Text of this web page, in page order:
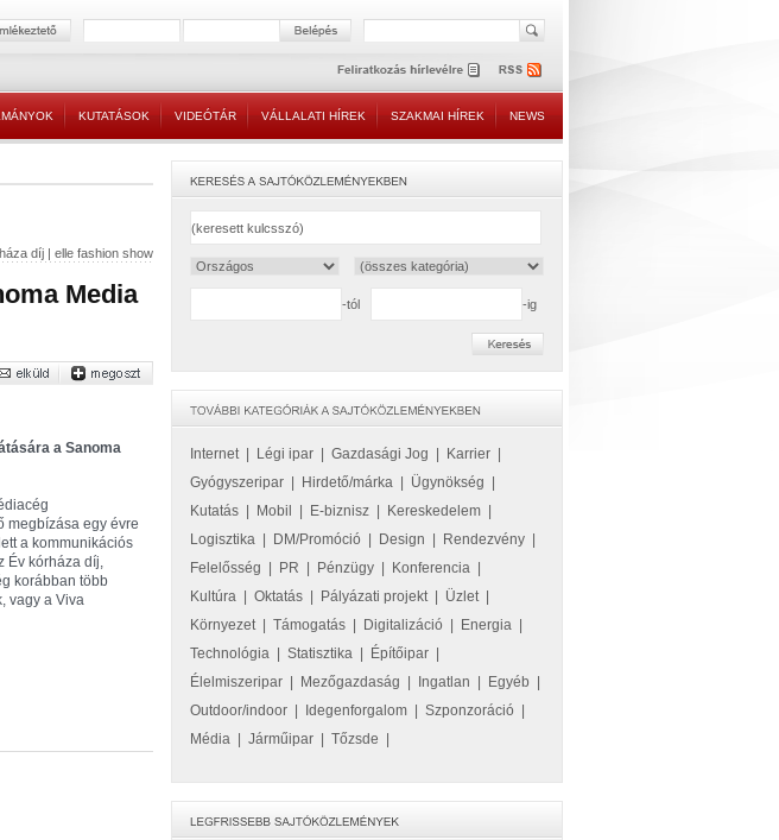
KUTATÁSOK VIDEÓTÁR VÁLLALATI HÍREK SZAKMAI HÍREK NEWS
díj | elle fashion show
Media
a Sanoma
megbízása egy évre
a kommunikációs
Év kórháza díj,
korábban több
vagy a Viva
-tól -ig
Internet| Légi ipar Gazdasági Jog Karrier
Gyógyszeripar
Hirdető/márka Ügynökség
Kutatás
Mobil E-biznisz Kereskedelem
Logisztika
DM/Promóció Design Rendezvény
Felelősség
PR Pénzügy Konferencia
Kultúra
Oktatás Pályázati projekt| Üzlet|
Környezet| Támogatás Digitalizáció Energia
Technológia
Statisztika Építőipar
Élelmiszeripar
Mezőgazdaság Ingatlan Egyéb
Outdoor/indoor
Idegenforgalom Szponzoráció
Média
Járműipar Tőzsde